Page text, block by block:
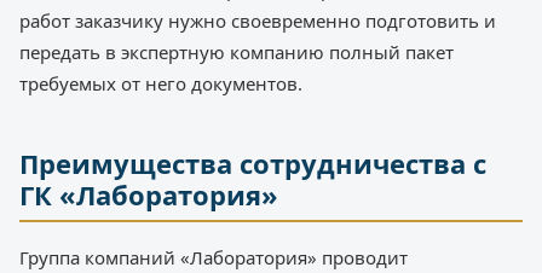
работ заказчику нужно своевременно подготовить и
передать в экспертную компанию полный пакет
требуемых от него документов.
Преимущества сотрудничества с
ГК «Лаборатория»
Группа компаний «Лаборатория» проводит